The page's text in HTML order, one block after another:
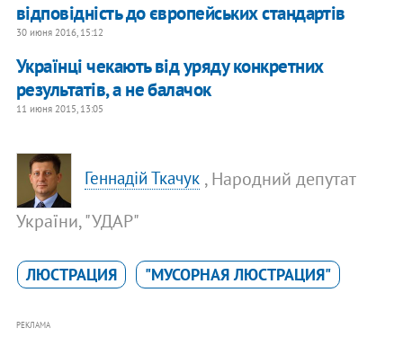
вiдпoвiднiсть дo єврoпeйських стaндaртiв
30 июня 2016, 15:12
Українці чекають від уряду конкретних
результатів, а не балачок
11 июня 2015, 13:05
Геннадій Ткачук , Народний депутат
України, "УДАР"
ЛЮСТРАЦИЯ "МУСОРНАЯ ЛЮСТРАЦИЯ"
РЕКЛАМА